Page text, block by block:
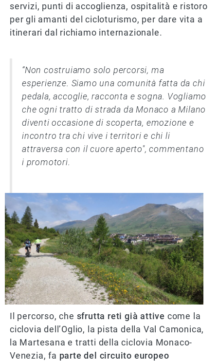
servizi, punti di accoglienza, ospitalità e ristoro
per gli amanti del cicloturismo, per dare vita a
itinerari dal richiamo internazionale.
“Non costruiamo solo percorsi, ma
esperienze. Siamo una comunità fatta da chi
pedala, accoglie, racconta e sogna. Vogliamo
che ogni tratto di strada da Monaco a Milano
diventi occasione di scoperta, emozione e
incontro tra chi vive i territori e chi li
attraversa con il cuore aperto", commentano
i promotori.
Il percorso, che sfrutta reti già attive come la
ciclovia dell’Oglio, la pista della Val Camonica,
la Martesana e tratti della ciclovia Monaco-
Venezia, fa parte del circuito europeo